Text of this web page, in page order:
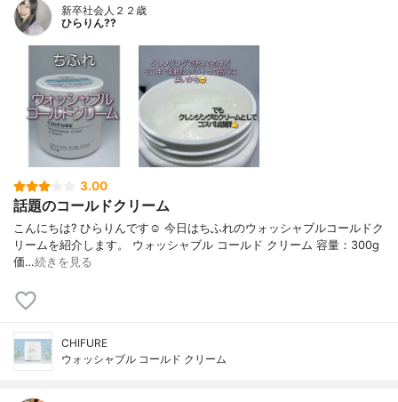
新卒社会人２２歳
ひらりん??
3.00
話題のコールドクリーム
こんにちは? ひらりんです☺️ 今日はちふれのウォッシャブルコールドク
リームを紹介します。 ウォッシャブル コールド クリーム 容量：300g
価…続きを見る
CHIFURE
ウォッシャブル コールド クリーム